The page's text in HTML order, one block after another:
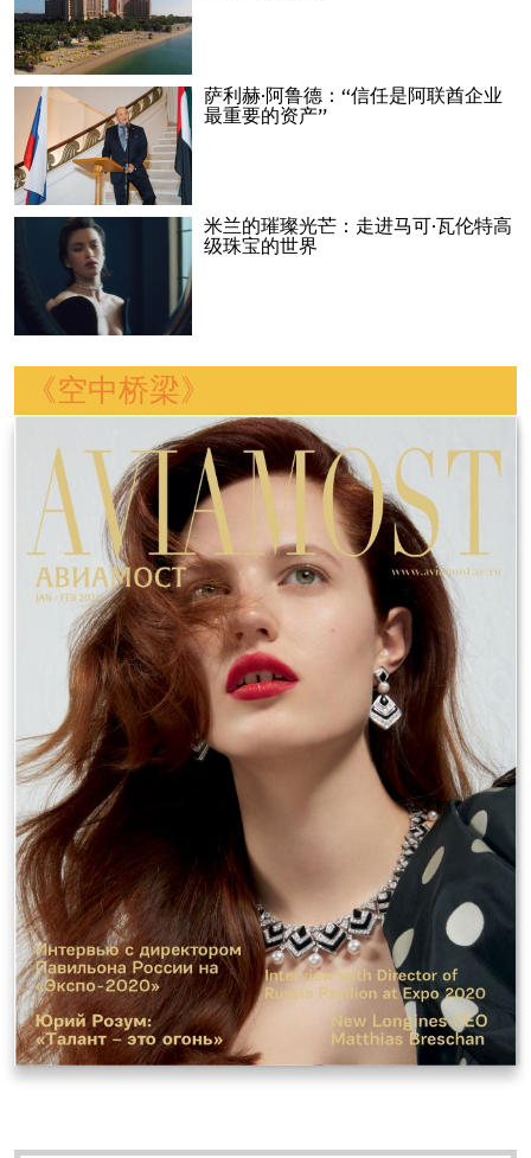
萨利赫·阿鲁德：“信任是阿联酋企业
最重要的资产”
米兰的璀璨光芒：走进马可·瓦伦特高
级珠宝的世界
《空中桥梁》